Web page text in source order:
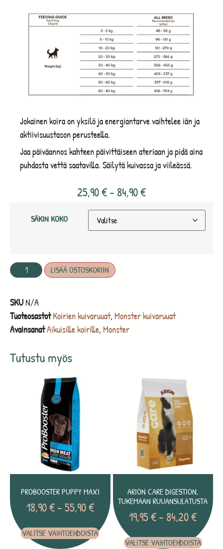
Tutustu myös
PROBOOSTER PUPPY MAXI
18,90€ –55,90€
VALITSE VAIHTOEHDOISTA
ARION CARE DIGESTION,
TUKEMAAN RUUANSULATUSTA
19,95€– 84,20€
VALITSE VAIHTOEHDOISTA
Jokainen koira on yksilö ja energiantarve vaihtelee iän ja
aktiivisuustason perusteella.
Jaa päiväannos kahteen päivittäiseen ateriaan ja pidä aina
puhdasta vettä saatavilla. Säilytä kuivassa ja viileässä.
25,90€– 84,90€
SÄKIN KOKO
LISÄÄ OSTOSKORIIN
SKUN/A
Tuoteosastot Koirien kuivaruuat, Monster kuivaruuat
AvainsanatAikuisille koirille, Monster